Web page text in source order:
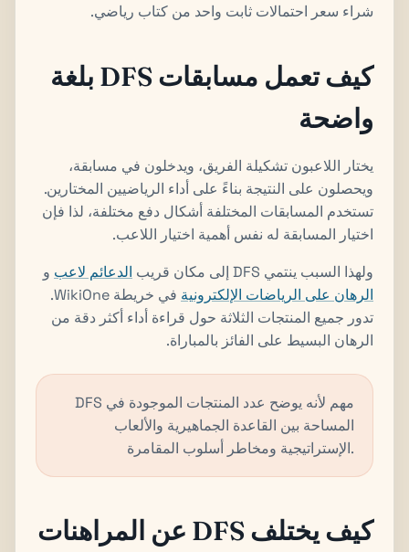
شراء سعر احتمالات ثابت واحد من كتاب رياضي.
كيف تعمل مسابقات DFS بلغة
واضحة
يختار اللاعبون تشكيلة الفريق، ويدخلون في مسابقة،
ويحصلون على النتيجة بناءً على أداء الرياضيين المختارين.
تستخدم المسابقات المختلفة أشكال دفع مختلفة، لذا فإن
اختيار المسابقة له نفس أهمية اختيار اللاعب.
ولهذا السبب ينتمي DFS إلى مكان قريب
الدعائم لاعب و
الرهان على الرياضات الإلكترونية
في خريطة WikiOne.
تدور جميع المنتجات الثلاثة حول قراءة أداء أكثر دقة من
الرهان البسيط على الفائز بالمباراة.
DFS مهم لأنه يوضح عدد المنتجات الموجودة في
المساحة بين القاعدة الجماهيرية والألعاب
الإستراتيجية ومخاطر أسلوب المقامرة.
كيف يختلف DFS عن المراهنات